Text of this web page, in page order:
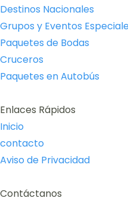
Destinos Nacionales
Grupos y Eventos
Paquetes de Bodas
Cruceros
Paquetes en Autobús
Enlaces Rápidos
Inicio
contacto
Aviso de Privacidad
Contáctanos